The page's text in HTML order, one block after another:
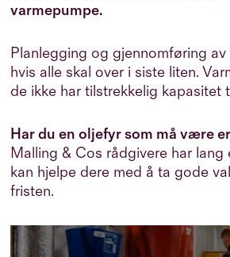
varmepumpe.
Planlegging og gjennomføring
hvis alle skal over i siste liten.
de ikke har tilstrekkelig kapasitet
Har du en oljefyr som må være
Malling & Cos rådgivere har
kan hjelpe dere med å ta gode
fristen.